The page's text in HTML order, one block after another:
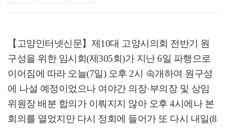
【고양인터넷신문】 제 10대 고양시의회 전반기 원
구성을 위한 임시회(제 305회)가 지난6일 파행으로
이어짐에 따라 오늘(7일) 오후 2시 속개하여 원구성
에 나설 예정이었으나 여야간 의장·부의장 및 상임
위원장 배분 합의가 이뤄지지 않아 오후 4시에나 본
회의를 열었지만 다시 정회에 들어가 또 다시 내일(8